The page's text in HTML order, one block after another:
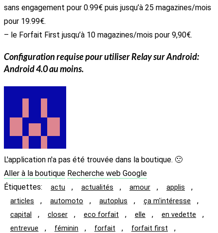
sans engagement pour 0.99€ puis jusqu’à 25 magazines/mois
pour 19.99€.
– le Forfait First jusqu’à 10 magazines/mois pour 9,90€.
Configuration requise pour utiliserRelaysur Android:
Android 4.0 au moins.
L'application n'a pas été trouvée dans la boutique. 🙁
Aller à la boutique Recherche web Google
Étiquettes: actu , actualités , amour , applis ,
articles , automoto , autoplus , ça m'intéresse ,
capital , closer , eco forfait , elle , en vedette ,
entrevue , féminin , forfait , forfait first ,